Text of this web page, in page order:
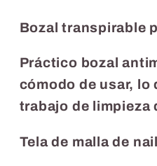
Bozal transpirable
Práctico bozal
cómodo de usar, lo
trabajo de limpieza
Tela de malla de